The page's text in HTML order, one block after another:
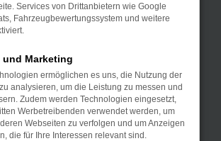
18:00 Uhr
Services von Drittanbietern wie Google
Fahrzeugbewertungssystem und weitere
Marketing
ermöglichen es uns, die Nutzung der
analysieren, um die Leistung zu messen und
Zudem werden Technologien eingesetzt,
Werbetreibenden verwendet werden, um
Webseiten zu verfolgen und um Anzeigen
die für Ihre Interessen relevant sind.